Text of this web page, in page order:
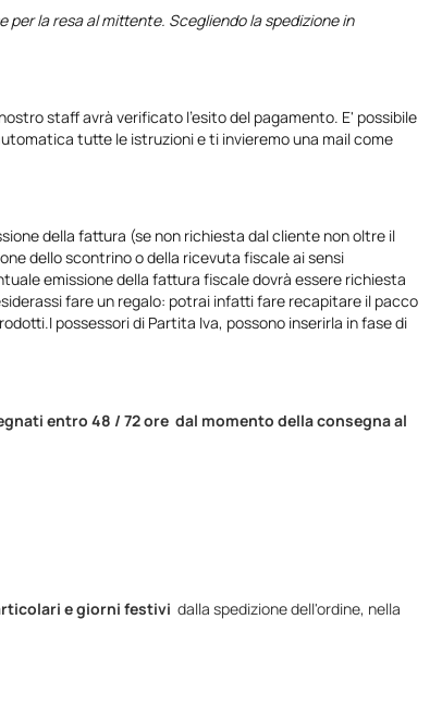
la resa al mittente. Scegliendo la spedizione in
staff avrà verificato l'esito del pagamento. E' possibile
tutte le istruzioni e ti invieremo una mail come
della fattura (se non richiesta dal cliente non oltre il
dello scontrino o della ricevuta fiscale ai sensi
emissione della fattura fiscale dovrà essere richiesta
fare un regalo: potrai infatti fare recapitare il pacco
possessori di Partita Iva, possono inserirla in fase di
entro 48 / 72 ore dal momento della consegna al
e giorni festivi dalla spedizione dell'ordine, nella